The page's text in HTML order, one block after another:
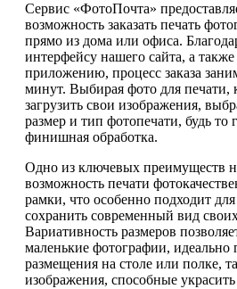
Сервис «ФотоПочта»
возможность заказать печать
прямо из дома или офиса.
интерфейсу нашего сайта, а
приложению, процесс заказа
минут. Выбирая фото для печати,
загрузить свои изображения,
размер и тип фотопечати, будь то
финишная обработка.
Одно из ключевых преимуществ
возможность печати
рамки, что особенно подходит для
сохранить современный вид
Вариативность размеров
маленькие фотографии, идеально
размещения на столе или полке,
изображения, способные